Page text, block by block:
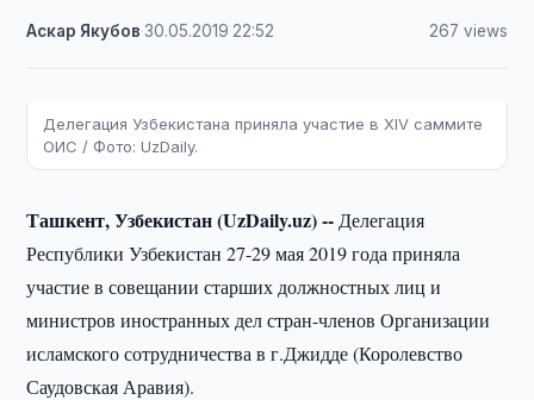
Аскар Якубов ·30.05.2019 22:52 267 views
Делегация Узбекистана приняла участие в XIV саммите
ОИС / Фото: UzDaily.
Ташкент, Узбекистан (UzDaily.uz) -- Делегация
Республики Узбекистан 27-29 мая 2019 года приняла
участие в совещании старших должностных лиц и
министров иностранных дел стран-членов Организации
исламского сотрудничества в г.Джидде (Королевство
Саудовская Аравия).